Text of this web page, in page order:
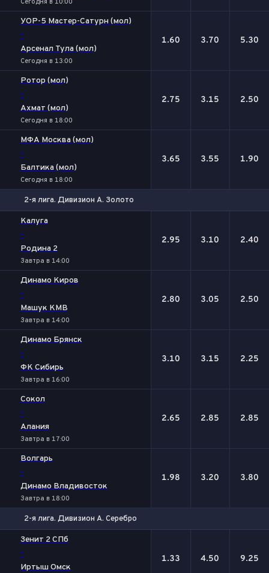
Сегодня в 10:00
УОР-5 Мастер-Сатурн (мол)
-
Арсенал Тула (мол)
Сегодня в 13:00
1.60 3.70 5.30
Ротор (мол)
-
Ахмат (мол)
Сегодня в 18:00
2.75 3.15 2.50
МФА Москва (мол)
-
Балтика (мол)
Сегодня в 18:00
3.65 3.55 1.90
2-я лига. Дивизион А. Золото
Калуга
-
Родина 2
Завтра в 14:00
2.95 3.10 2.40
Динамо Киров
-
Машук КМВ
Завтра в 14:00
2.80 3.05 2.50
Динамо Брянск
-
ФК Сибирь
Завтра в 16:00
3.10 3.15 2.25
Сокол
-
Алания
Завтра в 17:00
2.65 2.85 2.85
Волгарь
-
Динамо Владивосток
Завтра в 18:00
1.98 3.20 3.80
2-я лига. Дивизион А. Серебро
Зенит 2 СПб
-
Иртыш Омск
1.33 4.50 9.25